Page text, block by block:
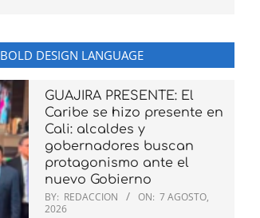
BOLD DESIGN LANGUAGE
GUAJIRA PRESENTE: El
Caribe se hizo presente en
Cali: alcaldes y
gobernadores buscan
protagonismo ante el
nuevo Gobierno
BY: REDACCION ON: 7 AGOSTO,
2026